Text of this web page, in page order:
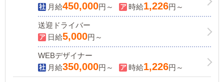
月給450,000円～ 時給1,226円～
送迎ドライバー
日給5,000円～
WEBデザイナー
月給350,000円～ 時給1,226円～